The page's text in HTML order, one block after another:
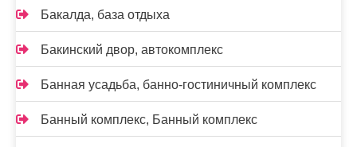
Бакалда, база отдыха
Бакинский двор, автокомплекс
Банная усадьба, банно-гостиничный комплекс
Банный комплекс, Банный комплекс